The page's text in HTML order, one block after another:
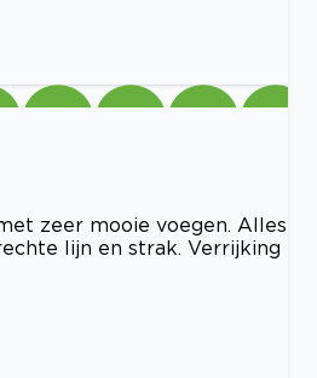
zeer mooie voegen. Alles
lijn en strak. Verrijking